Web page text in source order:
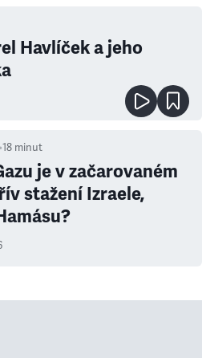
Havlíček a jeho
•18 minut
je v začarovaném
stažení Izraele,